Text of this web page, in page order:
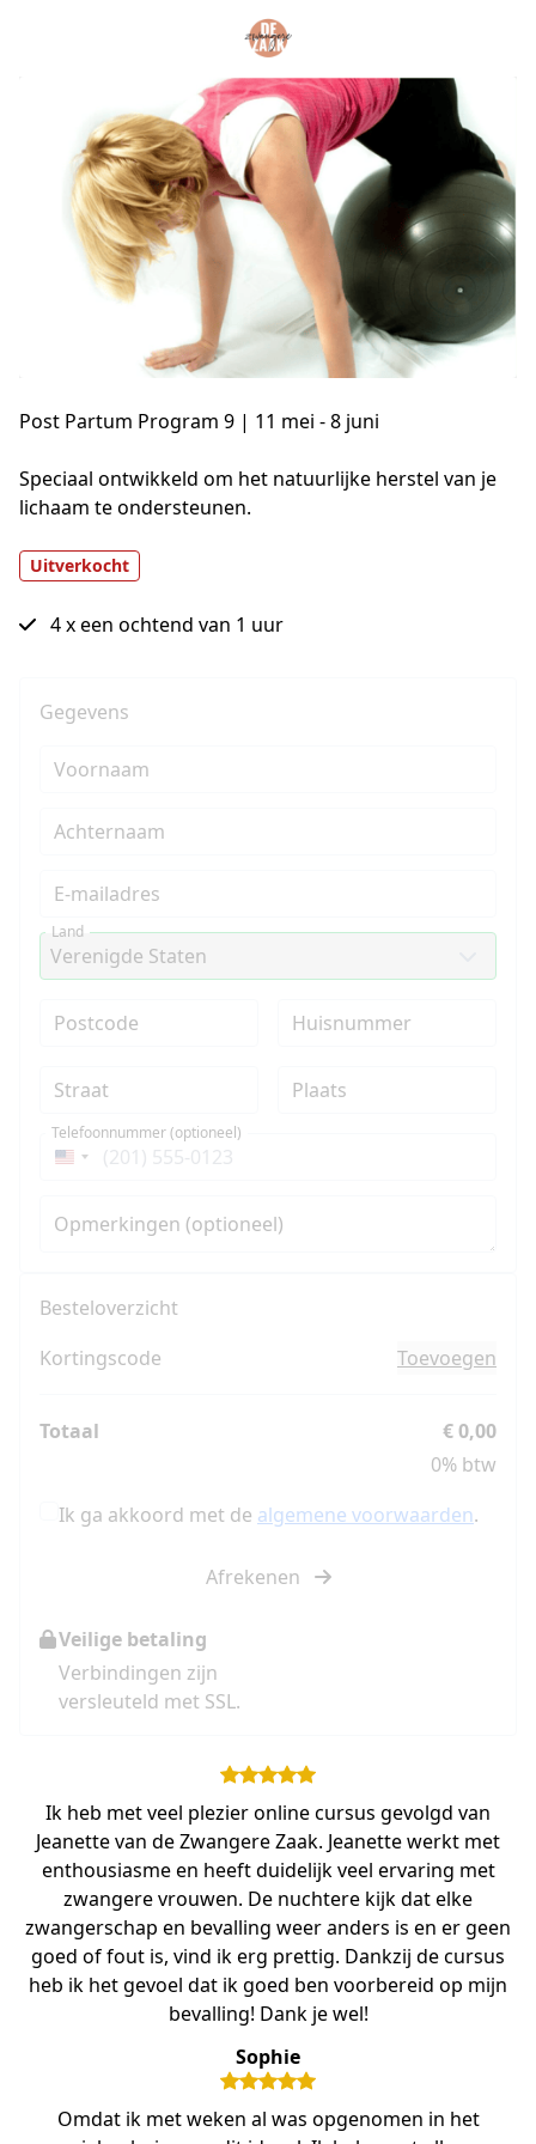
Post Partum Program 9 | 11 mei - 8 juni
Speciaal ontwikkeld om het natuurlijke herstel van je
lichaam te ondersteunen.
Uitverkocht
4 x een ochtend van 1 uur
Gegevens
Voornaam
Achternaam
E-mailadres
Land
Postcode Huisnummer
Straat Plaats
Verenigde
+1
Telefoonnummer (optioneel)
Opmerkingen (optioneel)
Besteloverzicht
Kortingscode
Toevoegen
Totaal
€ 0,00
0% btw
Ik ga akkoord met de algemene voorwaarden.
Afrekenen
Veilige betaling
Verbindingen zijn
versleuteld met SSL.
Ik heb met veel plezier online cursus gevolgd van
Jeanette van de Zwangere Zaak. Jeanette werkt met
enthousiasme en heeft duidelijk veel ervaring met
zwangere vrouwen. De nuchtere kijk dat elke
zwangerschap en bevalling weer anders is en er geen
goed of fout is, vind ik erg prettig. Dankzij de cursus
heb ik het gevoel dat ik goed ben voorbereid op mijn
bevalling! Dank je wel!
Sophie
Omdat ik met weken al was opgenomen in het